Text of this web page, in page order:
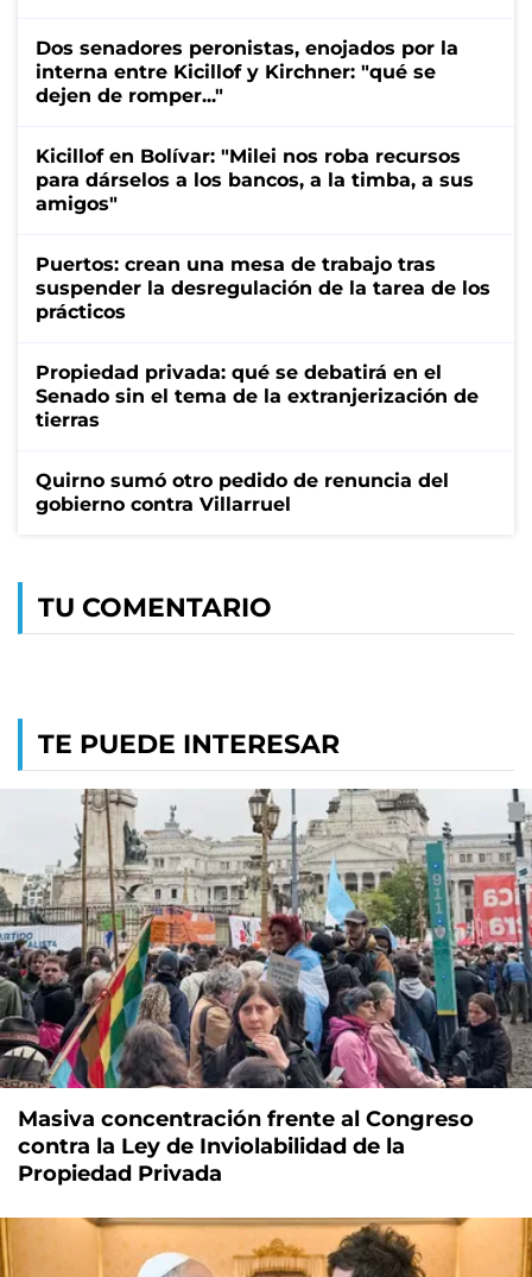
Dos senadores peronistas, enojados por la
interna entre Kicillof y Kirchner: "qué se
dejen de romper..."
Kicillof en Bolívar: "Milei nos roba recursos
para dárselos a los bancos, a la timba, a sus
amigos"
Puertos: crean una mesa de trabajo tras
suspender la desregulación de la tarea de los
prácticos
Propiedad privada: qué se debatirá en el
Senado sin el tema de la extranjerización de
tierras
Quirno sumó otro pedido de renuncia del
gobierno contra Villarruel
TU COMENTARIO
TE PUEDE INTERESAR
Masiva concentración frente al Congreso
contra la Ley de Inviolabilidad de la
Propiedad Privada